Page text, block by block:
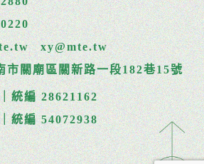
xy@mte.tw
市關廟區關新路一段182巷15號
統編 28621162
統編 54072938